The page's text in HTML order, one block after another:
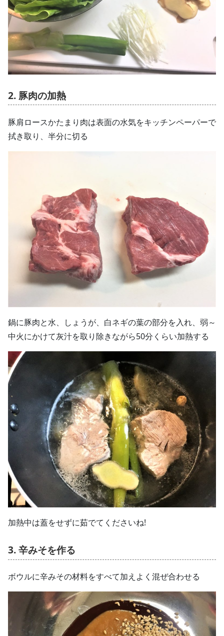
2. 豚肉の加熱
豚肩ロースかたまり肉は表面の水気をキッチンペーパーで
拭き取り、半分に切る
鍋に豚肉と水、しょうが、白ネギの葉の部分を入れ、弱～
中火にかけて灰汁を取り除きながら50分くらい加熱する
加熱中は蓋をせずに茹でてくださいね!
3. 辛みそを作る
ボウルに辛みその材料をすべて加えよく混ぜ合わせる